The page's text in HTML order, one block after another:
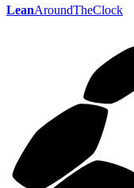
LeanAroundTheClock